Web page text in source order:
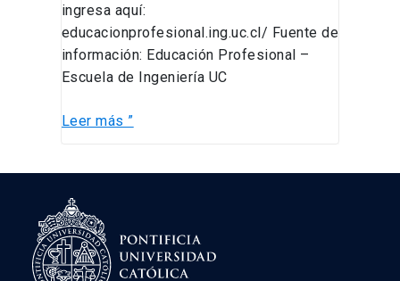
ingresa aquí:
educacionprofesional.ing.uc.cl/ Fuente de
información: Educación Profesional –
Escuela de Ingeniería UC
Leer más ”